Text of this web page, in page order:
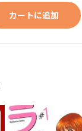
カートに追加